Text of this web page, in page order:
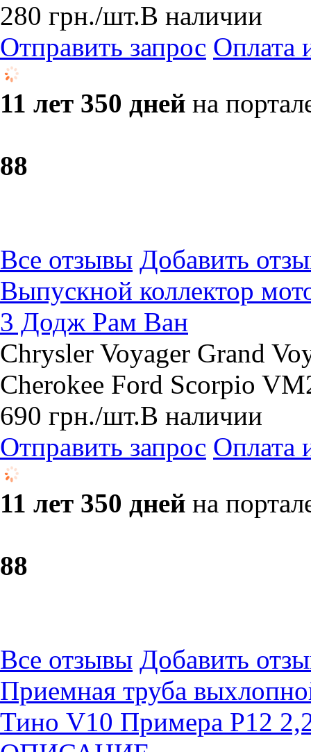
280 грн./шт.В наличии
Отправить запрос Оплата
11 лет 350 дней на
88
Все отзывы Добавить
Выпускной коллектор
3 Додж Рам Ван
Chrysler Voyager Grand
Cherokee Ford Scorpio
690 грн./шт.В наличии
Отправить запрос Оплата
11 лет 350 дней на
88
Все отзывы Добавить
Приемная труба
Тино V10 Примера P12